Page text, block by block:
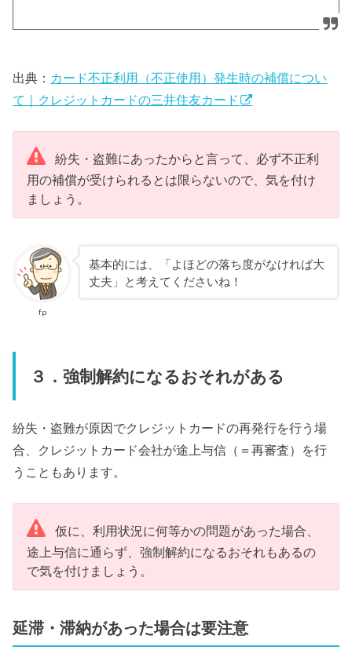
出典： カード不正利用（不正使用）発生時の補償につい
て｜クレジットカードの三井住友カード
紛失・盗難にあったからと言って、必ず不正利
用の補償が受けられるとは限らないので、気を付け
ましょう。
fp
基本的には、「よほどの落ち度がなければ大
丈夫」と考えてくださいね！
３．強制解約になるおそれがある
紛失・盗難が原因でクレジットカードの再発行を行う場
合、クレジットカード会社が途上与信（＝再審査）を行
うこともあります。
仮に、利用状況に何等かの問題があった場合、
途上与信に通らず、強制解約になるおそれもあるの
で気を付けましょう。
延滞・滞納があった場合は要注意